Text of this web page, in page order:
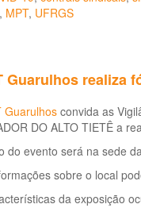
MPT, UFRGS
Guarulhos realiza
Guarulhosconvida as
DO ALTO TIETÊ a
do evento será na sede
sobre o local
da exposição